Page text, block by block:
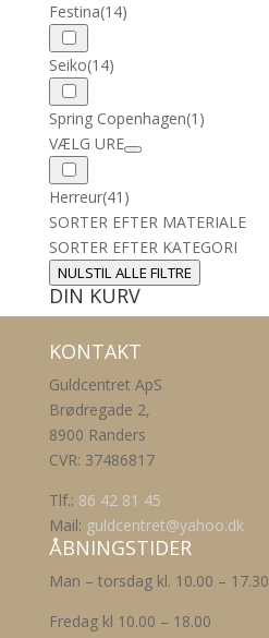
Festina(14)
Seiko(14)
Spring Copenhagen(1)
VÆLG URE
Herreur(41)
SORTER EFTER MATERIALE
SORTER EFTER KATEGORI
NULSTIL ALLE FILTRE
DIN KURV
KONTAKT
Guldcentret ApS
Brødregade 2,
8900 Randers
CVR: 37486817
Tlf.: 86 42 81 45
Mail: guldcentret@yahoo.dk
ÅBNINGSTIDER
Man – torsdag kl. 10.00 – 17.30
Fredag kl 10.00 – 18.00